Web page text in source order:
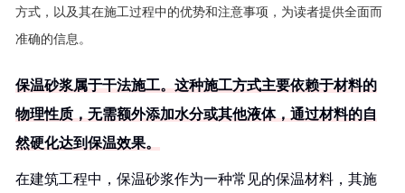
方式，以及其在施工过程中的优势和注意事项，为读者提供全面而
准确的信息。
保温砂浆属于干法施工。这种施工方式主要依赖于材料的
物理性质，无需额外添加水分或其他液体，通过材料的自
然硬化达到保温效果。
在建筑工程中，保温砂浆作为一种常见的保温材料，其施